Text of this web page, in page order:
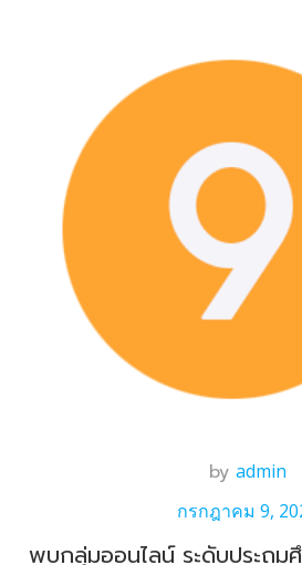
by admin
กรกฎาคม 9,
พบกลุ่มออนไลน์ ระดับประถ